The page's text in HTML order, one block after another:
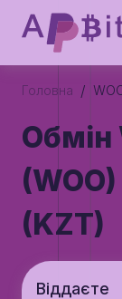
Головна /
Обмін
(KZT)
Віддаєте